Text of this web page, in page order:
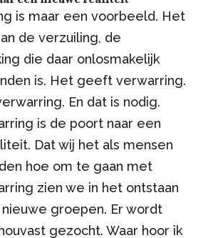
is maar een voorbeeld. Het
de verzuiling, de
die daar onlosmakelijk
is. Het geeft verwarring.
En dat is nodig.
is de poort naar een
Dat wij het als mensen
hoe om te gaan met
zien we in het ontstaan
groepen. Er wordt
gezocht. Waar hoor ik